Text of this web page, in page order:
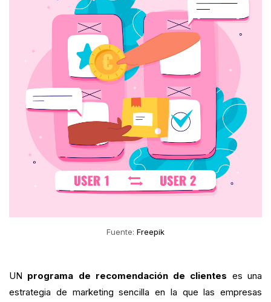
Fuente: Freepik
UN programa de recomendación de clientes es una
estrategia de marketing sencilla en la que las empresas